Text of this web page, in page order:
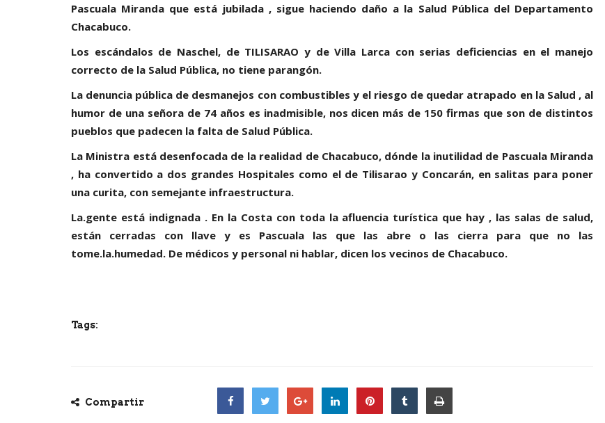
Pascuala Miranda que está jubilada , sigue haciendo daño a la Salud Pública del Departamento
Chacabuco.
Los escándalos de Naschel, de TILISARAO y de Villa Larca con serias deficiencias en el manejo
correcto de la Salud Pública, no tiene parangón.
La denuncia pública de desmanejos con combustibles y el riesgo de quedar atrapado en la Salud , al
humor de una señora de 74 años es inadmisible, nos dicen más de 150 firmas que son de distintos
pueblos que padecen la falta de Salud Pública.
La Ministra está desenfocada de la realidad de Chacabuco, dónde la inutilidad de Pascuala Miranda
, ha convertido a dos grandes Hospitales como el de Tilisarao y Concarán, en salitas para poner
una curita, con semejante infraestructura.
La.gente está indignada . En la Costa con toda la afluencia turística que hay , las salas de salud,
están cerradas con llave y es Pascuala las que las abre o las cierra para que no las
tome.la.humedad. De médicos y personal ni hablar, dicen los vecinos de Chacabuco.
Tags:
Compartir